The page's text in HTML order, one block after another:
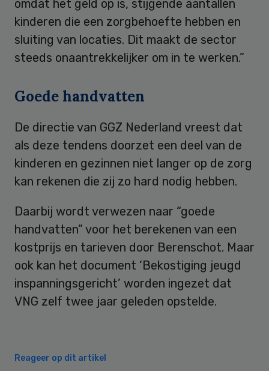
omdat het geld op is, stijgende aantallen
kinderen die een zorgbehoefte hebben en
sluiting van locaties. Dit maakt de sector
steeds onaantrekkelijker om in te werken.”
Goede handvatten
De directie van GGZ Nederland vreest dat
als deze tendens doorzet een deel van de
kinderen en gezinnen niet langer op de zorg
kan rekenen die zij zo hard nodig hebben.
Daarbij wordt verwezen naar “goede
handvatten” voor het berekenen van een
kostprijs en tarieven door Berenschot. Maar
ook kan het document ‘Bekostiging jeugd
inspanningsgericht’ worden ingezet dat
VNG zelf twee jaar geleden opstelde.
Reageer op dit artikel